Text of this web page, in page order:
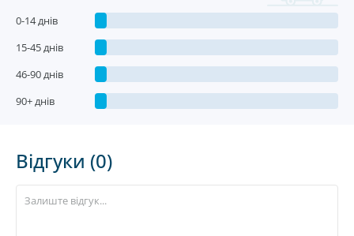
0-14 днів
15-45 днів
46-90 днів
90+ днів
Відгуки (0)